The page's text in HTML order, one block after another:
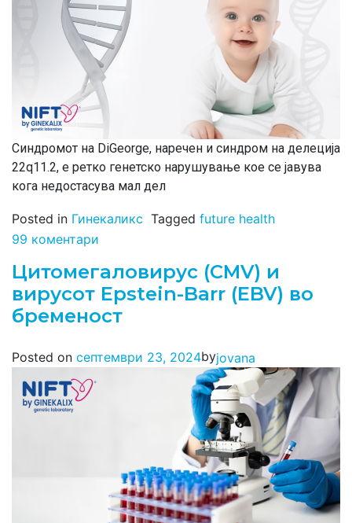
Синдромот на DiGeorge, наречен и синдром на делеција
22q11.2, е ретко генетско нарушување кое се јавува
кога недостасува мал дел
Posted in Гинекаликс Tagged future health
99 коментари
Цитомегаловирус (CMV) и
вирусот Epstein-Barr (ЕBV) во
бременост
Posted on септември 23, 2024byjovana